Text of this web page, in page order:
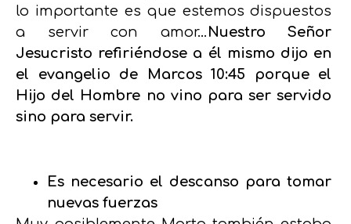
lo importante es que estemos dispuestos
a servir con amor… Nuestro Señor
Jesucristo refiriéndose a él mismo dijo en
el evangelio de Marcos 10:45 porque el
Hijo del Hombre no vino para ser servido
sino para servir.
Es necesario el descanso para tomar
nuevas fuerzas